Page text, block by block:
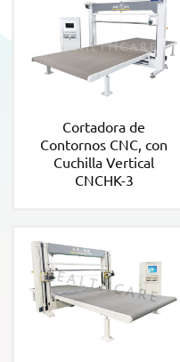
Cortadora de
Contornos CNC, con
Cuchilla Vertical
CNCHK-3